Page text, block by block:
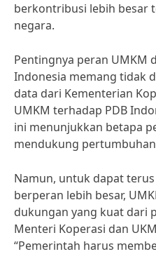
berkontribusi lebih besar
negara.
Pentingnya peran UMKM
Indonesia memang tidak
data dari Kementerian
UMKM terhadap PDB
ini menunjukkan betapa
mendukung
Namun, untuk dapat
berperan lebih besar,
dukungan yang kuat dari
Menteri Koperasi dan
“Pemerintah harus